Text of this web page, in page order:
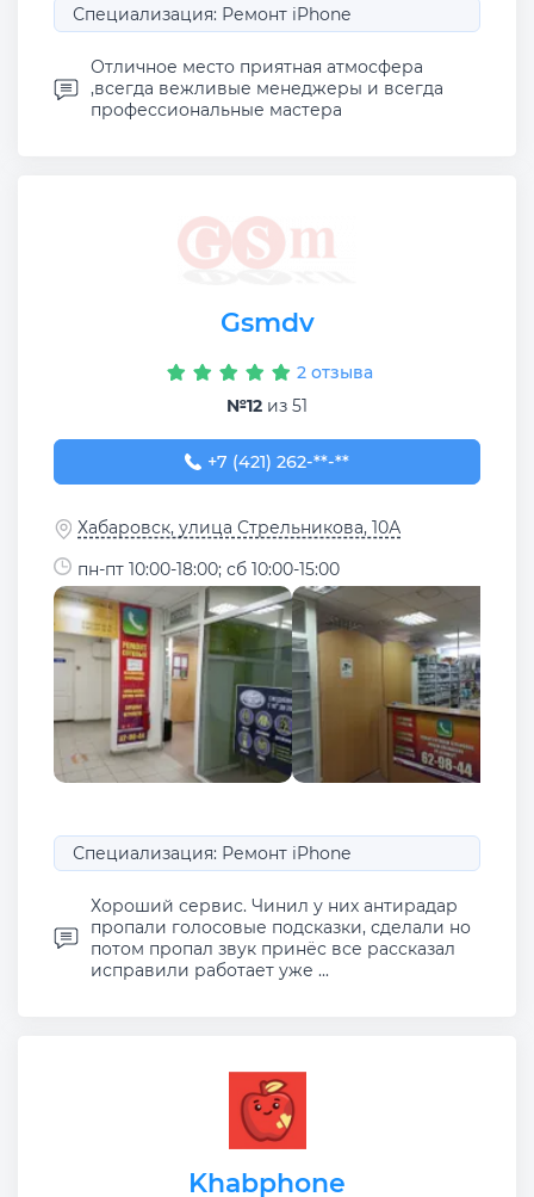
Специализация: Ремонт iPhone
Отличное место приятная атмосфера
,всегда вежливые менеджеры и всегда
профессиональные мастера
Gsmdv
2 отзыва
№12 из 51
+7 (421) 262-98-44
+7 (421) 262-**-**
Хабаровск, улица Стрельникова, 10А
пн-пт 10:00-18:00; сб 10:00-15:00
Специализация: Ремонт iPhone
Хороший сервис. Чинил у них антирадар
пропали голосовые подсказки, сделали но
потом пропал звук принёс все рассказал
исправили работает уже ...
Khabphone